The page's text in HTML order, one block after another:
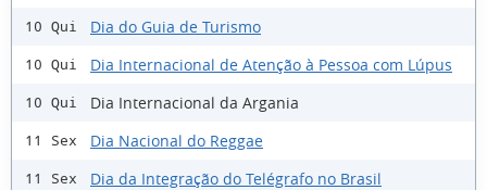
10 Qui Dia do Guia de Turismo
10 Qui Dia Internacional de Atenção à Pessoa com Lúpus
10 Qui Dia Internacional da Argania
11 Sex Dia Nacional do Reggae
11 Sex Dia da Integração do Telégrafo no Brasil